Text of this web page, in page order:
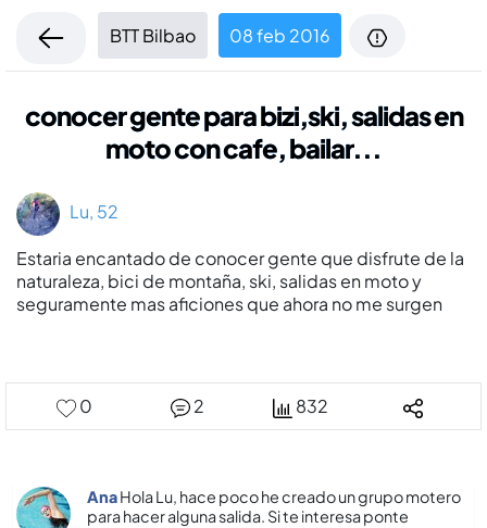
BTT Bilbao 08 feb 2016
conocer gente para bizi,ski, salidas en
moto con cafe, bailar...
Lu, 52
Estaria encantado de conocer gente que disfrute de la
naturaleza, bici de montaña, ski, salidas en moto y
seguramente mas aficiones que ahora no me surgen
0 2 832
AnaHola Lu, hace poco he creado un grupo motero
para hacer alguna salida. Si te interesa ponte